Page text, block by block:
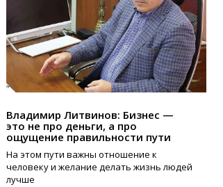
Владимир Литвинов: Бизнес —
это не про деньги, а про
ощущение правильности пути
На этом пути важны отношение к
человеку и желание делать жизнь людей
лучше